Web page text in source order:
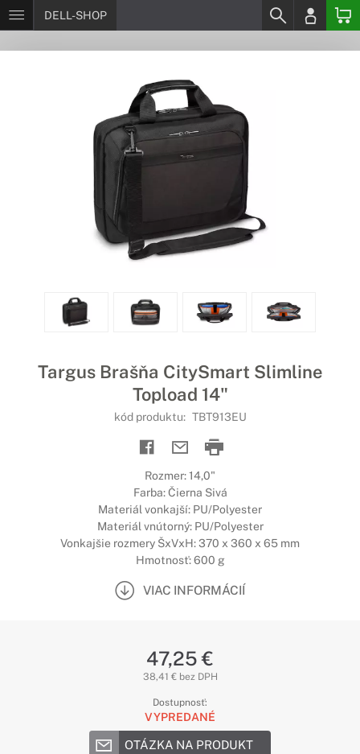
DELL-SHOP
Targus Brašňa CitySmart Slimline
Topload 14"
kód produktu: TBT913EU
Rozmer: 14,0"
Farba: Čierna Sivá
Materiál vonkajší: PU/Polyester
Materiál vnútorný: PU/Polyester
Vonkajšie rozmery ŠxVxH: 370 x 360 x 65 mm
Hmotnosť: 600 g
VIAC INFORMÁCIÍ
47,25 €
38,41 € bez DPH
Dostupnosť:
VYPREDANÉ
OTÁZKA NA PRODUKT